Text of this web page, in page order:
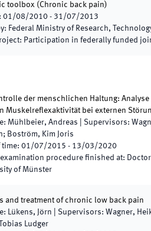
toolbox (Chronic back pain)
: 01/08/2010 - 31/07/2013
: Federal Ministry of Research,
: Participation in federally funded
der menschlichen Haltung:
Muskelreflexaktivität bei externen
: Mühlbeier, Andreas Supervisors:
Boström, Kim Joris
time: 01/07/2015 - 13/03/2020
procedure finished at:
of Münster
and treatment of chronic low back pain
: Lükens, Jörn Supervisors: Wagner,
Ludger